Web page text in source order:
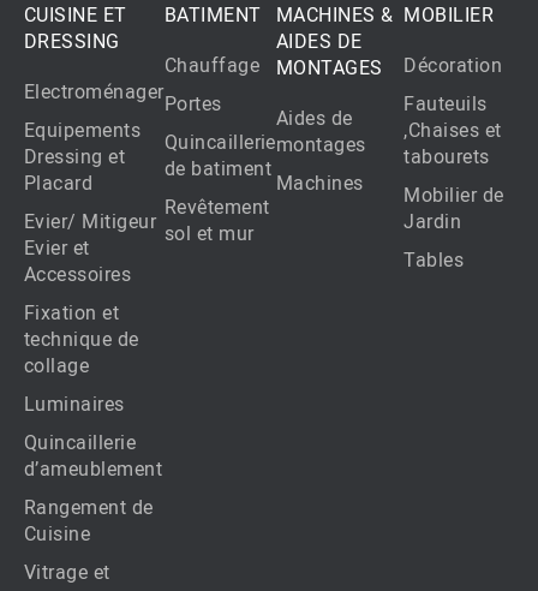
CUISINE ET
DRESSING
Electroménager
Equipements
Dressing et
Placard
Evier/ Mitigeur
Evier et
Accessoires
Fixation et
technique de
collage
Luminaires
Quincaillerie
d’ameublement
Rangement de
Cuisine
Vitrage et
BATIMENT
Chauffage
Portes
Quincaillerie
de batiment
Revêtement
sol et mur
MACHINES &
AIDES DE
MONTAGES
Aides de
montages
Machines
MOBILIER
Décoration
Fauteuils
,Chaises et
tabourets
Mobilier de
Jardin
Tables